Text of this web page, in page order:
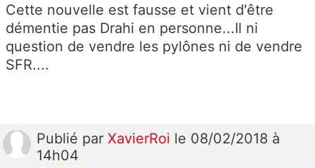
Cette nouvelle est fausse et vient d'être
démentie pas Drahi en personne...Il ni
question de vendre les pylônes ni de vendre
SFR....
Publié par XavierRoi le 08/02/2018 à
14h04